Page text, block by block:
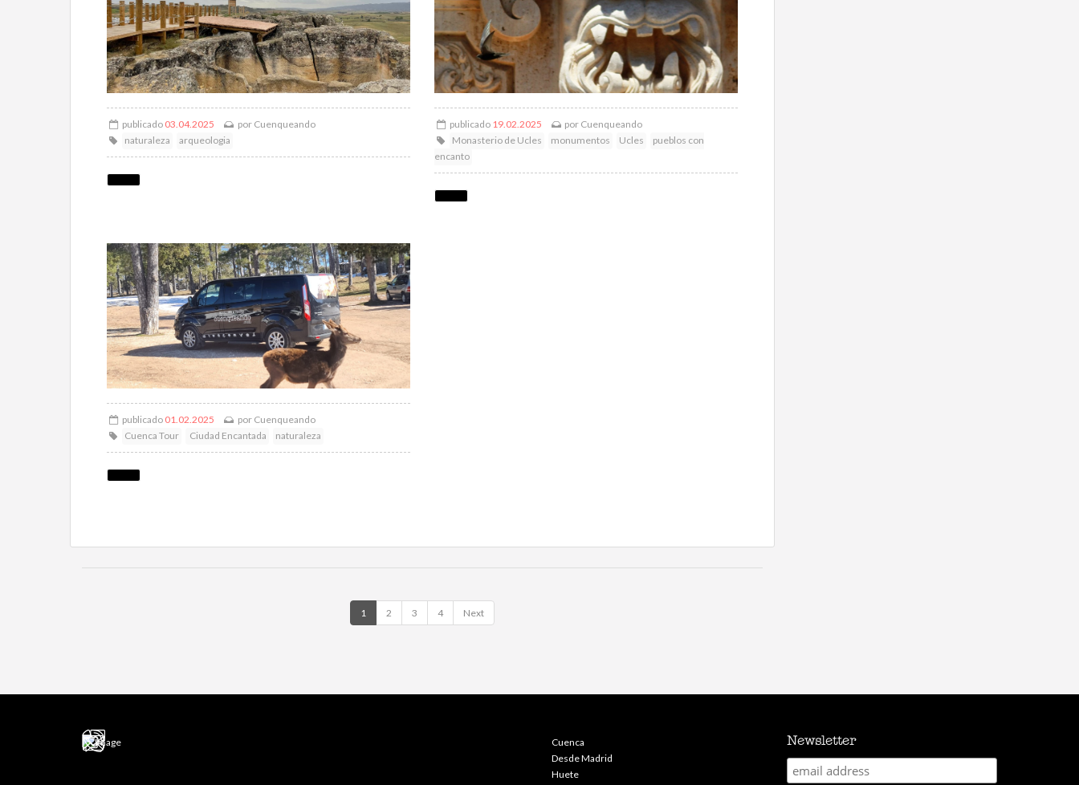
publicado 03.04.2025 por Cuenqueando
naturaleza
arqueologia
publicado 19.02.2025 por Cuenqueando
Monasterio de Ucles
monumentos Ucles
pueblos con
encanto
publicado 01.02.2025 por Cuenqueando
Cuenca Tour
Ciudad Encantada naturaleza
1 2 3 4 Next
Cuenca
Desde Madrid
Huete
Newsletter